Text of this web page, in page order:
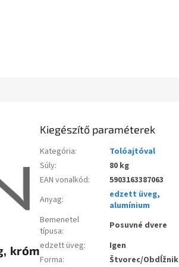
króm
Kiegészítő paraméterek
Kategória:
Tolóajtóval
Súly:
80 kg
EAN vonalkód:
5903163387063
Anyag: edzett üveg,
alumínium
Bemenetel
típusa:
Posuvné dvere
edzett üveg:
Igen
Forma:
Štvorec/Obdĺžnik